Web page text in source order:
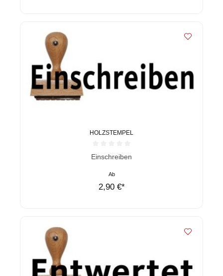
HOLZSTEMPEL
Durchschnittliche Bewertung von 0 von 5 Sternen
Einschreiben
Ab
2,90 €*